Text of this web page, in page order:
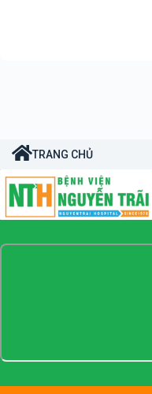
TRANG CHỦ